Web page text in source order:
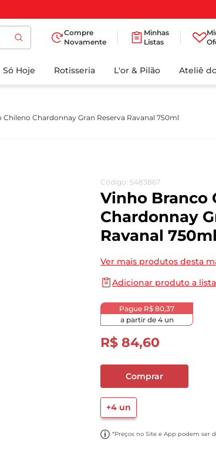
Compre
Novamente
Minhas
Listas
Só Hoje Rotisseria L'or & Pilão Ateliê
Chileno Chardonnay Gran Reserva Ravanal 750ml
Código: 5483867
Vinho Branco
Chardonnay
Ravanal 750ml
Ver mais produtos desta
Adicionar produto a lista
Pague R$ 80,37
a partir de 4un
R$ 84,60
Comprar
+4 un
*Preços no Site e App podem ser
BUSCADOS